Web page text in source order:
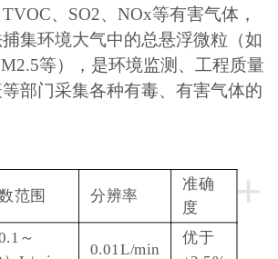
、SO2、NOx等有害气体，
集环境大气中的总悬浮微粒（如
等），是环境监测、工程质量
部门采集各种有毒、有害气体的
+
范围 分辨率
准确
度
0.1～
0.01L/min
优于